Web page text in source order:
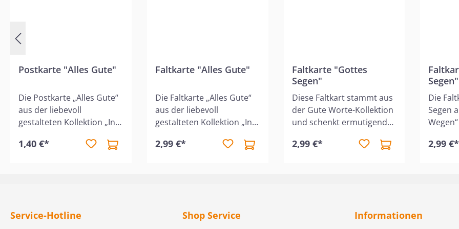
Postkarte "Alles Gute"
Die Postkarte „Alles Gute“
aus der liebevoll
gestalteten Kollektion „Ins
herzlicher Gruß, der
liebevolle Worte und einen
1,40 €*
Faltkarte "Alles Gute"
Die Faltkarte „Alles Gute“
aus der liebevoll
gestalteten Kollektion „Ins
zeitlose Ästhetik mit einer
Wertschätzung und
2,99 €*
Faltkarte "Gottes
Segen"
Diese Faltkart stammt aus
der Gute Worte-Kollektion
und schenkt ermutigende
Lebensmomente. Die
einem einsamen
2,99 €*
Segen"
Die
Segen
die
ideal,
2,99 €*
Service-Hotline Shop Service Informationen